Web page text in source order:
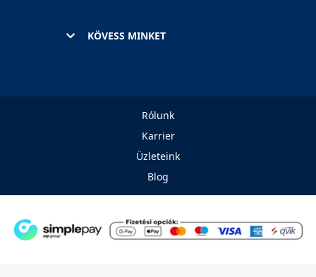
KÖVESS MINKET
Rólunk
Karrier
Üzleteink
Blog